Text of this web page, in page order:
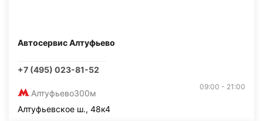
Автосервис Алтуфьево
+7 (495) 023-81-52
Алтуфьево300м
09:00 - 21:00
Алтуфьевское ш., 48к4